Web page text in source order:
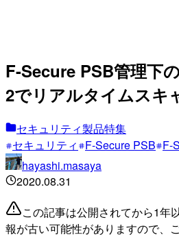
F-Secure PSB管理下
2でリアルタイムスキ
セキュリティ製品特集
セキュリティ
F-Secure PSB F-
hayashi.masaya
2020.08.31
この記事は公開されてから1年
報が古い可能性がありますので、